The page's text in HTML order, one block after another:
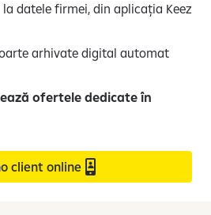
datele firmei, din aplicația Keez
arhivate digital automat
ofertele dedicate în
client online